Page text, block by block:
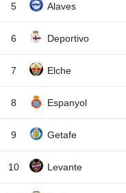
5 Alaves
6 Deportivo
7 Elche
8 Espanyol
9 Getafe
10 Levante